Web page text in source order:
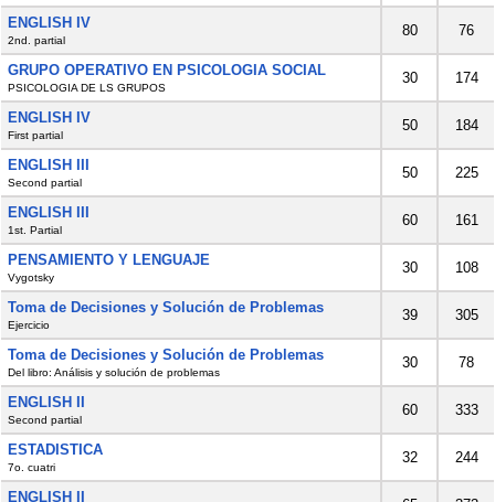
ENGLISH IV
2nd. partial
80 76
GRUPO OPERATIVO EN PSICOLOGIA SOCIAL
PSICOLOGIA DE LS GRUPOS
30 174
ENGLISH IV
First partial
50 184
ENGLISH III
Second partial
50 225
ENGLISH III
1st. Partial
60 161
PENSAMIENTO Y LENGUAJE
Vygotsky
30 108
Toma de Decisiones y Solución de Problemas
Ejercicio
39 305
Toma de Decisiones y Solución de Problemas
Del libro: Análisis y solución de problemas
30 78
ENGLISH II
Second partial
60 333
ESTADISTICA
7o. cuatri
32 244
ENGLISH II